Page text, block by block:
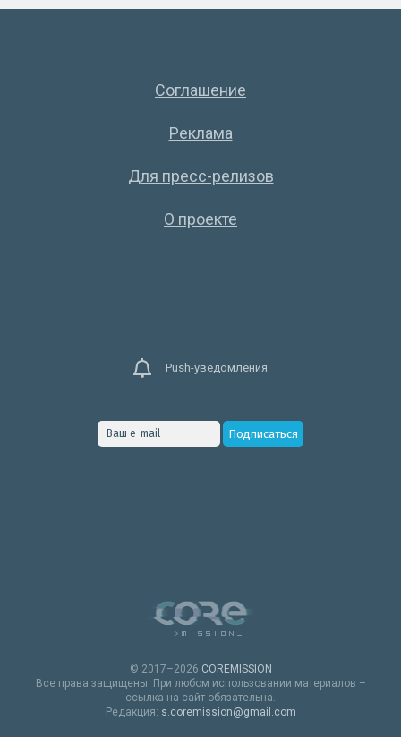
Соглашение
Реклама
Для пресс-релизов
О проекте
Push-уведомления
© 2017–2026 COREMISSION
Все права защищены. При любом использовании материалов –
ссылка на сайт обязательна.
Редакция: s.coremission@gmail.com